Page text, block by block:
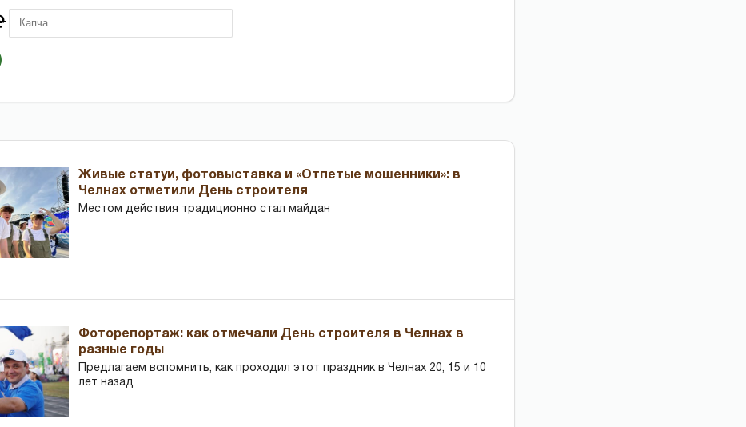
Живые статуи, фотовыставка и «Отпетые мошенники»: в
Челнах отметили День строителя
Местом действия традиционно стал майдан
Фоторепортаж: как отмечали День строителя в Челнах в
разные годы
Предлагаем вспомнить, как проходил этот праздник в Челнах 20, 15 и 10
лет назад